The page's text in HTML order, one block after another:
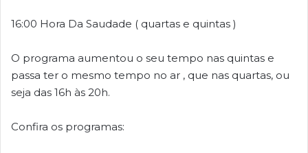
16:00 Hora Da Saudade ( quartas e quintas )
O programa aumentou o seu tempo nas quintas e
passa ter o mesmo tempo no ar , que nas quartas, ou
seja das 16h às 20h.
Confira os programas: